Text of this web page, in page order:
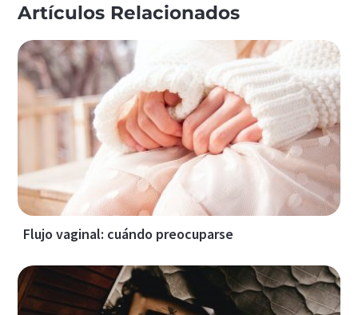
Artículos Relacionados
Flujo vaginal: cuándo preocuparse